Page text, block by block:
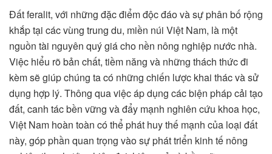
Đất feralit, với những đặc điểm độc đáo và sự phân bố rộng
khắp tại các vùng trung du, miền núi Việt Nam, là một
nguồn tài nguyên quý giá cho nền nông nghiệp nước nhà.
Việc hiểu rõ bản chất, tiềm năng và những thách thức đi
kèm sẽ giúp chúng ta có những chiến lược khai thác và sử
dụng hợp lý. Thông qua việc áp dụng các biện pháp cải tạo
đất, canh tác bền vững và đẩy mạnh nghiên cứu khoa học,
Việt Nam hoàn toàn có thể phát huy thế mạnh của loại đất
này, góp phần quan trọng vào sự phát triển kinh tế nông